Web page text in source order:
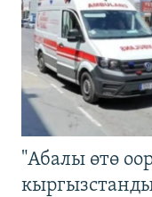
"Абалы өтө